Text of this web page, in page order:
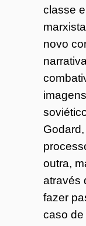
classe
novo
outra,
através
fazer
caso de